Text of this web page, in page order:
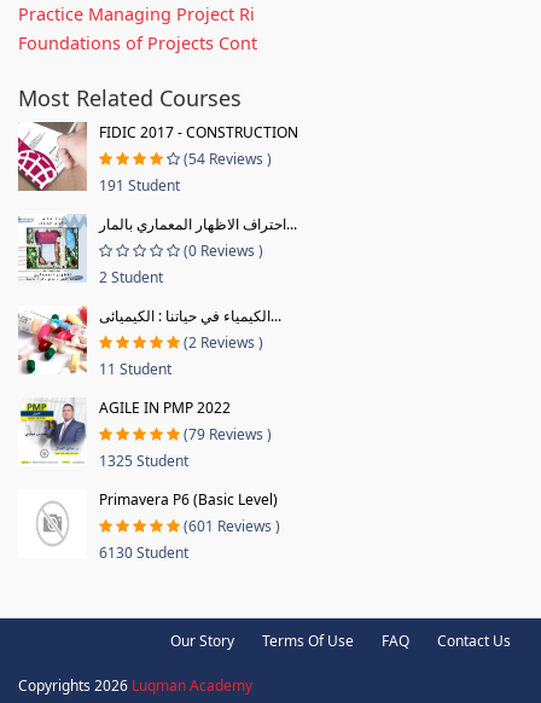
Practice Managing Project Ri
Foundations of Projects Cont
Most Related Courses
FIDIC 2017 - CONSTRUCTION
(54 Reviews )
191 Student
احتراف الاظهار المعماري بالمار...
(0 Reviews )
2 Student
الكيمياء في حياتنا : الكيميائى...
(2 Reviews )
11 Student
AGILE IN PMP 2022
(79 Reviews )
1325 Student
Primavera P6 (Basic Level)
(601 Reviews )
6130 Student
Our Story Terms Of Use FAQ Contact Us
Copyrights 2026 Luqman Academy